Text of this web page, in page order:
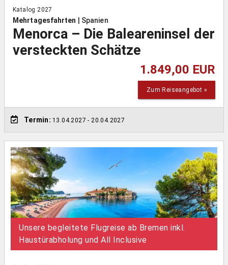
Katalog 2027
Mehrtagesfahrten Spanien
Menorca – Die Baleareninsel der
versteckten Schätze
1.849,00 EUR
Zum Reiseangebot »
Termin: 13.04.2027- 20.04.2027
Unsere begleitete Flugreise ab Bremen inkl.
Haustürabholung und All Inclusive